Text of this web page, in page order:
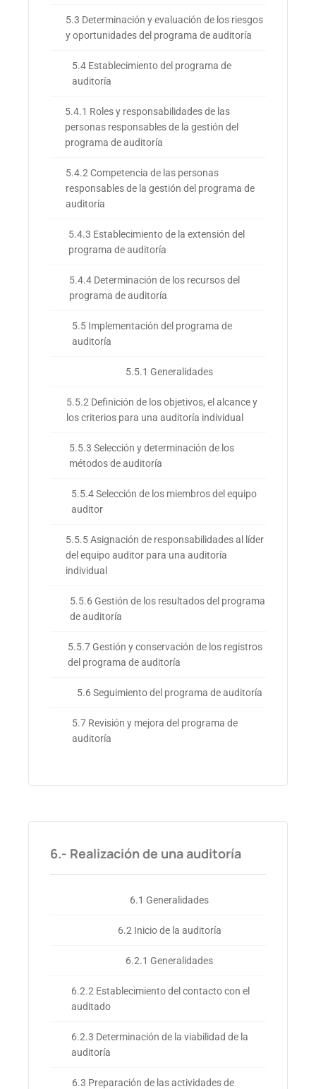
5.3 Determinación y evaluación de los riesgos
y oportunidades del programa de auditoría
5.4 Establecimiento del programa de
auditoría
5.4.1 Roles y responsabilidades de las
personas responsables de la gestión del
programa de auditoría
5.4.2 Competencia de las personas
responsables de la gestión del programa de
auditoría
5.4.3 Establecimiento de la extensión del
programa de auditoría
5.4.4 Determinación de los recursos del
programa de auditoría
5.5 Implementación del programa de
auditoría
5.5.1 Generalidades
5.5.2 Definición de los objetivos, el alcance y
los criterios para una auditoría individual
5.5.3 Selección y determinación de los
métodos de auditoría
5.5.4 Selección de los miembros del equipo
auditor
5.5.5 Asignación de responsabilidades al líder
del equipo auditor para una auditoría
individual
5.5.6 Gestión de los resultados del programa
de auditoría
5.5.7 Gestión y conservación de los registros
del programa de auditoría
5.6 Seguimiento del programa de auditoría
5.7 Revisión y mejora del programa de
auditoría
6.- Realización de una auditoría
6.1 Generalidades
6.2 Inicio de la auditoría
6.2.1 Generalidades
6.2.2 Establecimiento del contacto con el
auditado
6.2.3 Determinación de la viabilidad de la
auditoría
6.3 Preparación de las actividades de